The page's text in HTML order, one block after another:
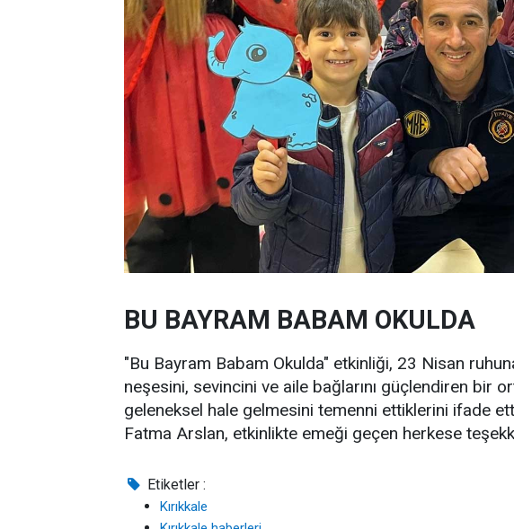
BU BAYRAM BABAM OKULDA
"Bu Bayram Babam Okulda" etkinliği, 23 Nisan
neşesini, sevincini ve aile bağlarını güçlendiren bir
geleneksel hale gelmesini temenni ettiklerini ifade
Fatma Arslan, etkinlikte emeği geçen herkese
Etiketler :
Kırıkkale